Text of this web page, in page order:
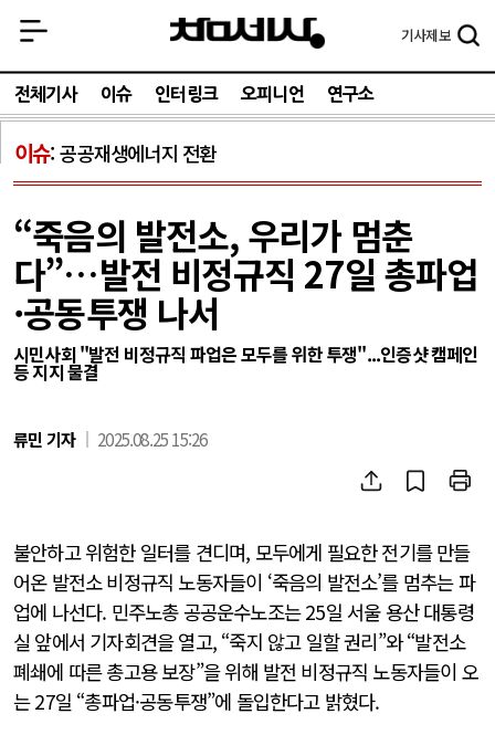
기사제보
전체기사 이슈 인터링크 오피니언 연구소
이슈 공공재생에너지 전환
“죽음의 발전소, 우리가 멈춘
다”…발전 비정규직 27일 총파업
·공동투쟁 나서
시민사회 "발전 비정규직 파업은 모두를 위한 투쟁"...인증샷 캠페인
등 지지 물결
류민 기자 2025.08.25 15:26
불안하고 위험한 일터를 견디며, 모두에게 필요한 전기를 만들
어온 발전소 비정규직 노동자들이 ‘죽음의 발전소’를 멈추는 파
업에 나선다. 민주노총 공공운수노조는 25일 서울 용산 대통령
실 앞에서 기자회견을 열고, “죽지 않고 일할 권리”와 “발전소
폐쇄에 따른 총고용 보장”을 위해 발전 비정규직 노동자들이 오
는 27일 “총파업·공동투쟁”에 돌입한다고 밝혔다.